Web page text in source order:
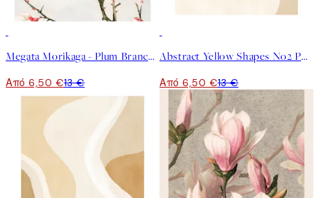
Megata Morikaga - Plum Branches with Blossoms Poster
Από 6,50 €13 €
Abstract Yellow Shapes No2 Poster
Από 6,50 €13 €